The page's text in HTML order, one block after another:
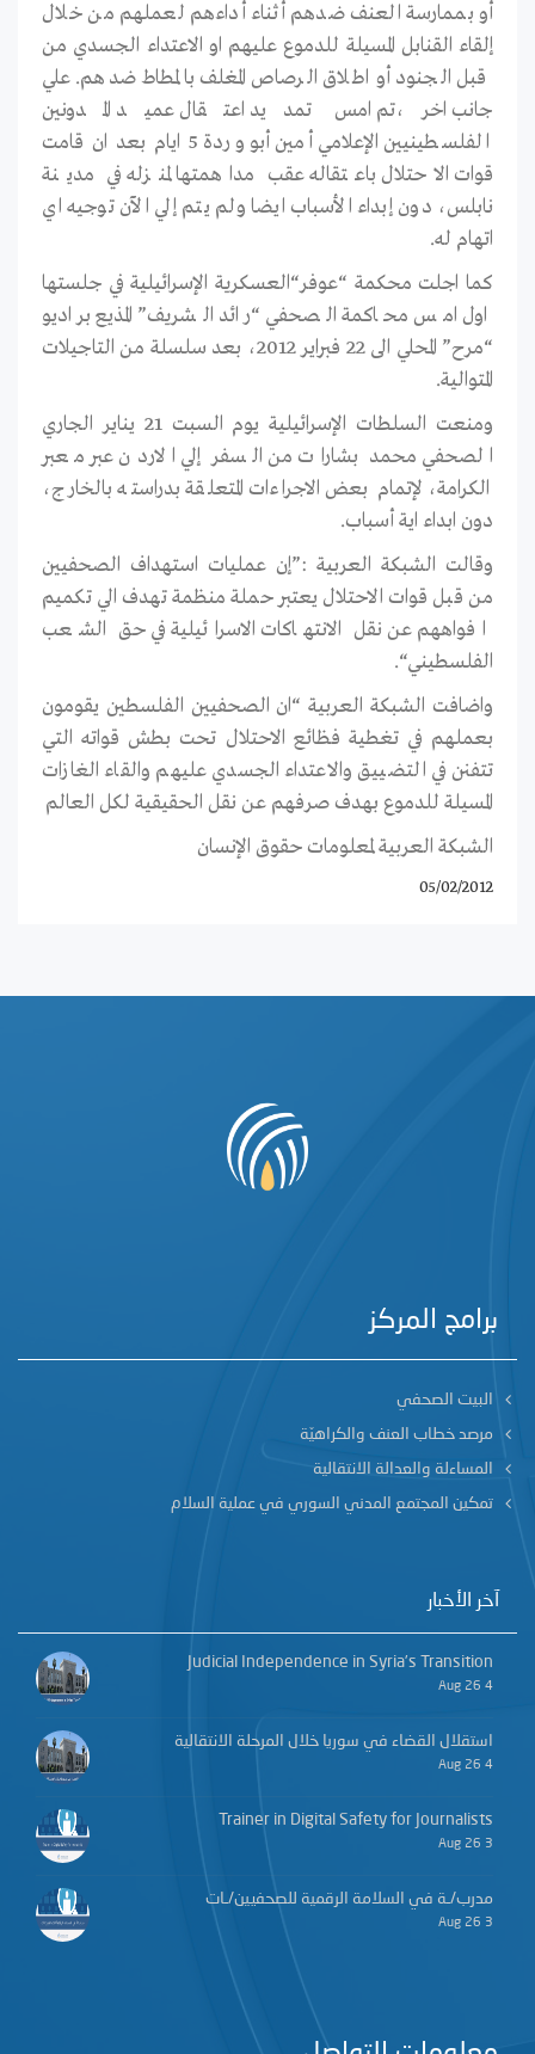
أو بممارسة العنف ضدهم أثناء أداءهم لعملهم من خلال
إلقاء القنابل المسيلة للدموع عليهم او الاعتداء الجسدي من
قبل الجنود أو اطلاق الرصاص المغلف بالمطاط ضدهم. علي
جانب اخر،تم امس تمديد اعتقال عميد المدونين
الفلسطينيين الإعلامي أمين أبو وردة 5 ايام بعد ان قامت
قوات الاحتلال باعتقاله عقب مداهمتها لمنزله في مدينة
نابلس، دون إبداء الأسباب ايضا ولم يتم إلي الآن توجيه اي
اتهام له.
كما اجلت محكمة “عوفر“العسكرية الإسرائيلية في جلستها
اول امس محاكمة الصحفي “رائد الشريف” المذيع براديو
“مرح” المحلي الى 22 فبراير 2012، بعد سلسلة من التاجيلات
المتوالية.
ومنعت السلطات الإسرائيلية يوم السبت 21 يناير الجاري
الصحفي محمد بشارات من السفر إلي الاردن عبر معبر
الكرامة، لإتمام بعض الاجراءات المتعلقة بدراسته بالخارج،
دون ابداء اية أسباب.
وقالت الشبكة العربية :”إن عمليات استهداف الصحفيين
من قبل قوات الاحتلال يعتبر حملة منظمة تهدف الي تكميم
افواههم عن نقل الانتهاكات الاسرائيلية في حق الشعب
الفلسطيني“.
واضافت الشبكة العربية “ان الصحفيين الفلسطين يقومون
بعملهم في تغطية فظائع الاحتلال تحت بطش قواته التي
تتفنن في التضييق والاعتداء الجسدي عليهم والقاء الغازات
المسيلة للدموع بهدف صرفهم عن نقل الحقيقية لكل العالم
الشبكة العربية لمعلومات حقوق الإنسان
05/02/2012
برامج المركز
البيت الصحفي
مرصد خطاب العنف والكراهيّة
المساءلة والعدالة الانتقالية
تمكين المجتمع المدني السوري في عملية السلام
آخر الأخبار
Judicial Independence in Syria’s Transition
4 Aug 26
استقلال القضاء في سوريا خلال المرحلة الانتقالية
4 Aug 26
Trainer in Digital Safety for Journalists
3 Aug 26
مدرب/ـة في السلامة الرقمية للصحفيين/ـات
3 Aug 26